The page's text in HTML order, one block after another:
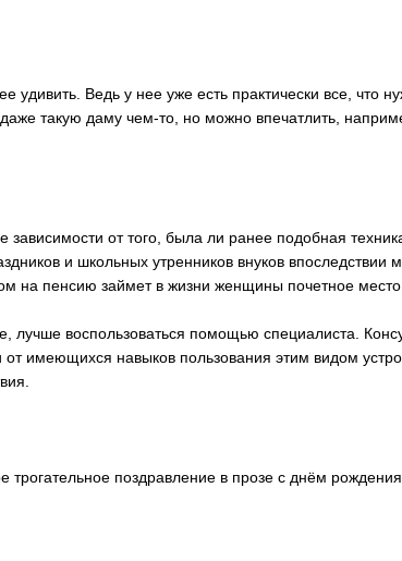
Ведь у нее уже есть практически все, что
такую даму чем-то, но можно впечатлить,
от того, была ли ранее подобная
и школьных утренников внуков впоследствии
на пенсию займет в жизни женщины почетное место.
лучше воспользоваться помощью специалиста.
имеющихся навыков пользования этим видом
трогательное поздравление в прозе с днём